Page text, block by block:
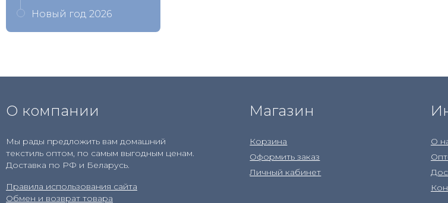
Новый год 2026
О компании
Мы рады предложить вам домашний
текстиль оптом, по самым выгодным ценам.
Доставка по РФ и Беларусь.
Правила использования сайта
Обмен и возврат товара
Магазин
Корзина
Оформить заказ
Личный кабинет
О